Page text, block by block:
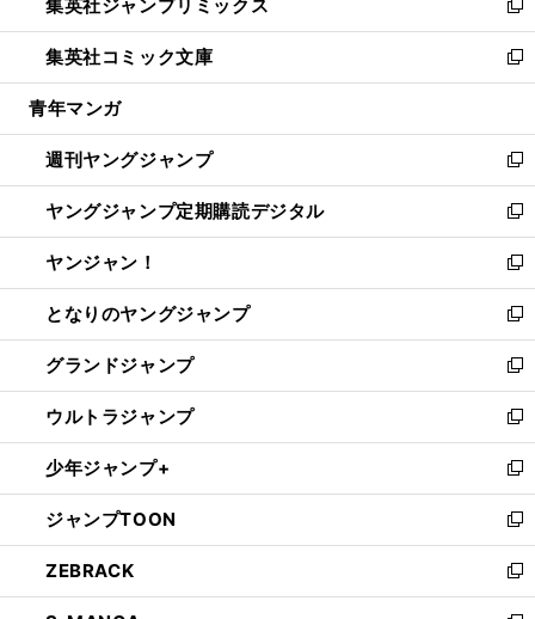
く
で
開
く
ド
ウ
で
開
ィ
ン
ド
ウ
開
く
い
ウ
ィ
ン
ウ
で
開
く
集英社ジャンプリミックス
新
し
い
ウ
ン
ド
ウ
で
開
く
集英社コミック文庫
新
し
ウ
ィ
ン
ド
ウ
で
開
く
青年マンガ
週刊ヤングジャンプ
新
し
い
ウ
ィ
ン
ド
ウ
で
開
く
ヤングジャンプ定期購読デジタル
新
し
い
ウ
ィ
ン
ド
ウ
で
開
く
ヤンジャン！
新
し
い
ウ
ィ
ン
ド
ウ
で
開
く
となりのヤングジャンプ
新
し
い
ウ
ィ
ン
ド
ウ
で
開
く
グランドジャンプ
新
し
い
ウ
ィ
ン
ド
ウ
で
開
ウルトラジャンプ
新
し
い
ウ
ィ
ン
ド
ウ
少年ジャンプ+
新
し
い
ウ
ィ
ン
ジャンプTOON
新
し
い
ウ
ZEBRACK
新
し